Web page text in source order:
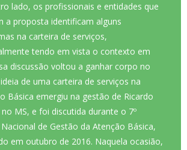
lado, os profissionais e entidades que
a proposta identificam alguns
na carteira de serviços,
tendo em vista o contexto em
discussão voltou a ganhar corpo no
de uma carteira de serviços na
Básica emergiu na gestão de Ricardo
MS, e foi discutida durante o 7º
de Gestão da Atenção Básica,
em outubro de 2016. Naquela ocasião,